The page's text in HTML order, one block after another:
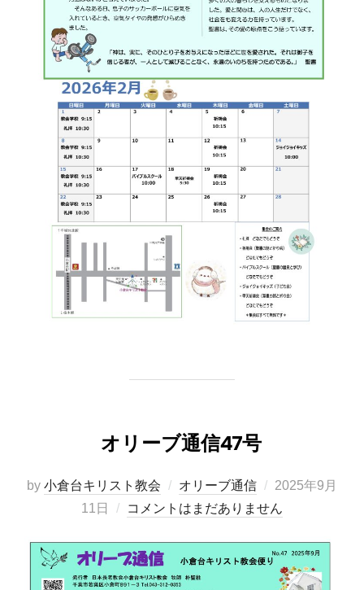
オリーブ通信47号
by 小倉台キリスト教会 オリーブ通信
投
稿
2025年9月
11日
コメントはまだありません